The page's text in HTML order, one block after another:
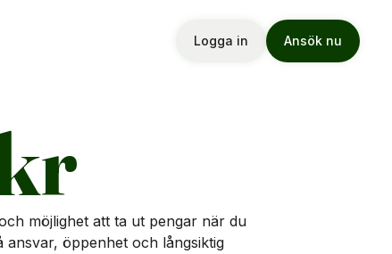
Logga in Ansök nu
möjlighet att ta ut pengar när du
öppenhet och långsiktig